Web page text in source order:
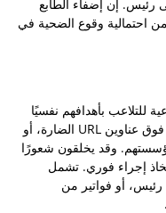
إن إضفاء الطابع
احتمالية وقوع الضحية في
للتلاعب بأهدافهم نفسيًا
للكشف عن المعلومات الحساسة، أو النقر فوق عناوين URL الضارة، أو
وقد يخلقون شعورًا
إجراء فوري. تشمل
أو فواتير من